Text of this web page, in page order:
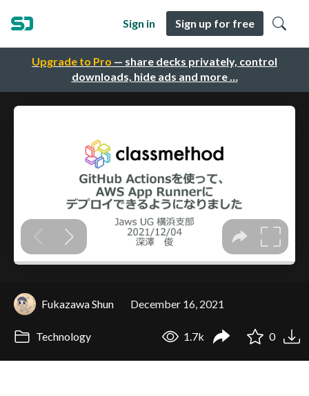
Upgrade to Pro — share decks privately, control
downloads, hide ads and more …
Sign in Sign up for free
Fukazawa Shun December 16, 2021
Technology 1.7k 0